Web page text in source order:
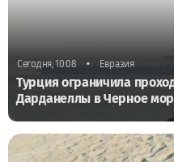
Сегодня, 10:08 • Евразия
Турция ограничила
Дарданеллы в Черное